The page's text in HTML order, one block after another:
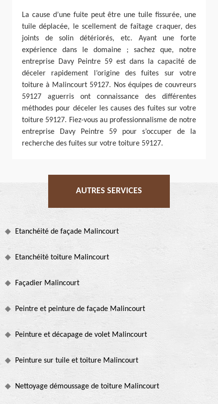
La cause d’une fuite peut être une tuile fissurée, une
tuile déplacée, le scellement de faîtage craquer, des
joints de solin détériorés, etc. Ayant une forte
expérience dans le domaine ; sachez que, notre
entreprise Davy Peintre 59 est dans la capacité de
déceler rapidement l’origine des fuites sur votre
toiture à Malincourt 59127. Nos équipes de couvreurs
59127 aguerris ont connaissance des différentes
méthodes pour déceler les causes des fuites sur votre
toiture 59127. Fiez-vous au professionnalisme de notre
entreprise Davy Peintre 59 pour s’occuper de la
recherche des fuites sur votre toiture 59127.
AUTRES SERVICES
Etanchéité de façade Malincourt
Etanchéité toiture Malincourt
Façadier Malincourt
Peintre et peinture de façade Malincourt
Peinture et décapage de volet Malincourt
Peinture sur tuile et toiture Malincourt
Nettoyage démoussage de toiture Malincourt